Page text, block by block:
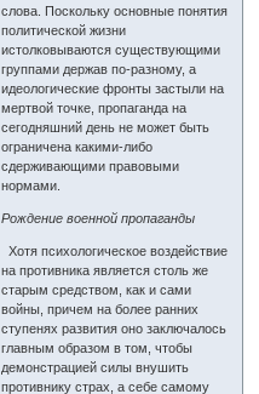
слова. Поскольку основные понятия
политической жизни
истолковываются существующими
группами держав по-разному, а
идеологические фронты застыли на
мертвой точке, пропаганда на
сегодняшний день не может быть
ограничена какими-либо
сдерживающими правовыми
нормами.
Рождение военной пропаганды
Хотя психологическое воздействие
на противника является столь же
старым средством, как и сами
войны, причем на более ранних
ступенях развития оно заключалось
главным образом в том, чтобы
демонстрацией силы внушить
противнику страх, а себе самому